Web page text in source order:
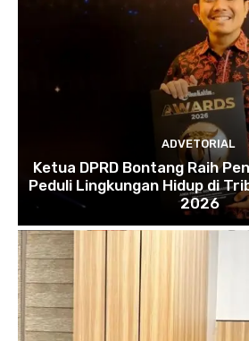
ADVETORIAL
Ketua DPRD Bontang Raih
Peduli Lingkungan Hidup di
2026